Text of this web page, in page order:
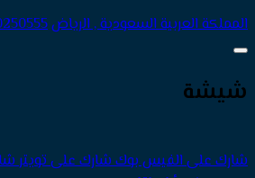
المملكة العربية السعودية , الرياض
شيشة
شارك على الفيس بوكشارك على تويتر